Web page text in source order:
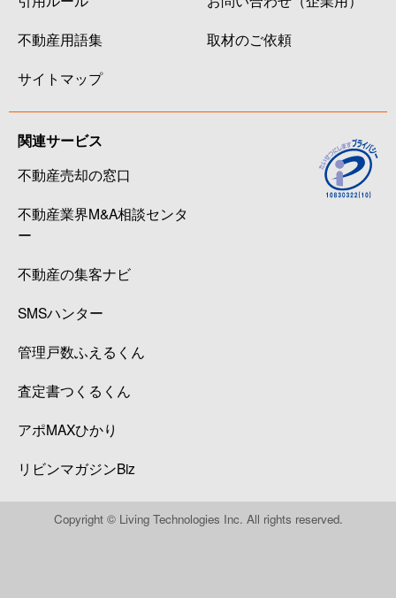
不動産用語集
サイトマップ
取材のご依頼
関連サービス
不動産売却の窓口
不動産業界M&A相談センタ
ー
不動産の集客ナビ
SMSハンター
管理戸数ふえるくん
査定書つくるくん
アポMAXひかり
リビンマガジンBiz
Copyright © Living Technologies Inc. All rights reserved.